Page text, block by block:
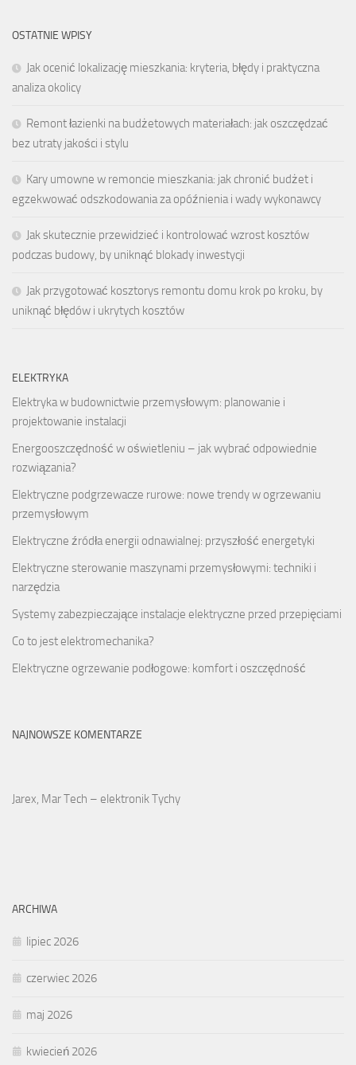
OSTATNIE WPISY
Jak ocenić lokalizację mieszkania: kryteria, błędy i praktyczna
analiza okolicy
Remont łazienki na budżetowych materiałach: jak oszczędzać
bez utraty jakości i stylu
Kary umowne w remoncie mieszkania: jak chronić budżet i
egzekwować odszkodowania za opóźnienia i wady wykonawcy
Jak skutecznie przewidzieć i kontrolować wzrost kosztów
podczas budowy, by uniknąć blokady inwestycji
Jak przygotować kosztorys remontu domu krok po kroku, by
uniknąć błędów i ukrytych kosztów
ELEKTRYKA
Elektryka w budownictwie przemysłowym: planowanie i
projektowanie instalacji
Energooszczędność w oświetleniu – jak wybrać odpowiednie
rozwiązania?
Elektryczne podgrzewacze rurowe: nowe trendy w ogrzewaniu
przemysłowym
Elektryczne źródła energii odnawialnej: przyszłość energetyki
Elektryczne sterowanie maszynami przemysłowymi: techniki i
narzędzia
Systemy zabezpieczające instalacje elektryczne przed przepięciami
Co to jest elektromechanika?
Elektryczne ogrzewanie podłogowe: komfort i oszczędność
NAJNOWSZE KOMENTARZE
Jarex, Mar Tech – elektronik Tychy
ARCHIWA
lipiec 2026
czerwiec 2026
maj 2026
kwiecień 2026